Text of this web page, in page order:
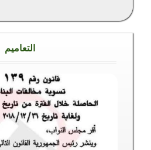
التعاميم
2019/10/01 يتعلق بتصنيف
المتعلقة بفرض رسوم على